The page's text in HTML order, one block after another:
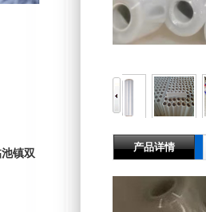
产品详情
镇双